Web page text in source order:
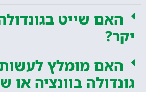
האם שייט
יקר?
האם מומלץ
גונדולה בוונציה או